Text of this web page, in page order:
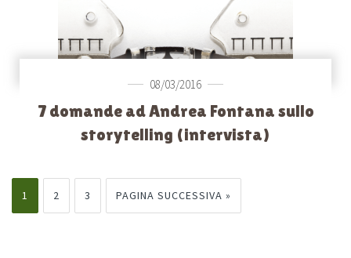
08/03/2016
7 domande ad Andrea Fontana sullo
storytelling (intervista)
1 2 3 PAGINA SUCCESSIVA »